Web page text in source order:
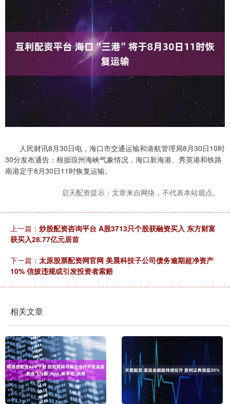
人民财讯8月30日电，海口市交通运输和港航管理局8月30日10时
30分发布通告：根据琼州海峡气象情况，海口新海港、秀英港和铁路
南港定于8月30日11时恢复运输。
启天配资提示：文章来自网络，不代表本站观点。
上一篇： 炒股配资咨询平台 A股3713只个股获融资买入 东方财富
获买入28.77亿元居首
下一篇： 太原股票配资网官网 美晨科技子公司债务逾期超净资产
10% 信披违规或引发投资者索赔
相关文章